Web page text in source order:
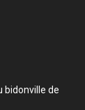
bidonville de